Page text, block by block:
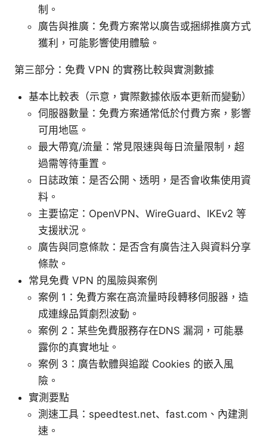
制。
廣告與推廣：免費方案常以廣告或捆綁推廣方式
獲利，可能影響使用體驗。
第三部分：免費 VPN 的實務比較與實測數據
基本比較表（示意，實際數據依版本更新而變動）
伺服器數量：免費方案通常低於付費方案，影響
可用地區。
最大帶寬/流量：常見限速與每日流量限制，超
過需等待重置。
日誌政策：是否公開、透明，是否會收集使用資
料。
主要協定：OpenVPN、WireGuard、IKEv2 等
支援狀況。
廣告與同意條款：是否含有廣告注入與資料分享
條款。
常見免費 VPN 的風險與案例
案例 1：免費方案在高流量時段轉移伺服器，造
成連線品質劇烈波動。
案例 2：某些免費服務存在DNS 漏洞，可能暴
露你的真實地址。
案例 3：廣告軟體與追蹤 Cookies 的嵌入風
險。
實測要點
測速工具：speedtest.net、fast.com、內建測
速。